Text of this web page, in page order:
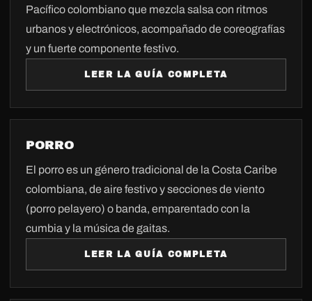
Pacífico colombiano que mezcla salsa con ritmos
urbanos y electrónicos, acompañado de coreografías
y un fuerte componente festivo.
LEER LA GUÍA COMPLETA
PORRO
El porro es un género tradicional de la Costa Caribe
colombiana, de aire festivo y secciones de viento
(porro pelayero) o banda, emparentado con la
cumbia y la música de gaitas.
LEER LA GUÍA COMPLETA